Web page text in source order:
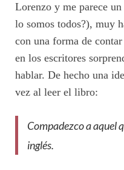
Lorenzo y me parece
lo somos todos?), muy
con una forma de
en los escritores
hablar. De hecho una
vez al leer el libro:
Compadezco a aquel
inglés.